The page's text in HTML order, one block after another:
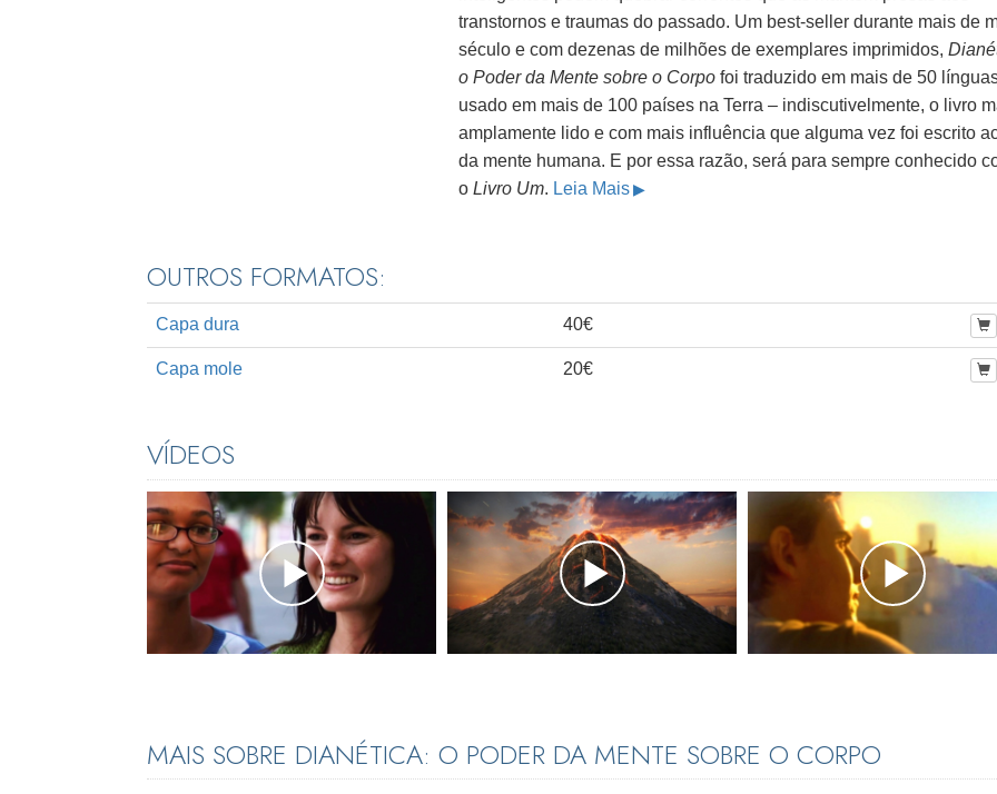
transtornos e traumas do passado. Um best-seller durante mais de
século e com dezenas de milhões de exemplares imprimidos,
o Poder da Mente sobre o Corpo foi traduzido em mais de 50
usado em mais de 100 países na Terra – indiscutivelmente, o livro
amplamente lido e com mais influência que alguma vez foi escrito
da mente humana. E por essa razão, será para sempre conhecido
o Livro Um. Leia Mais
OUTROS FORMATOS:
Capa dura 40€
Capa mole 20€
VÍDEOS
MAIS SOBRE DIANÉTICA: O PODER DA MENTE SOBRE O CORPO